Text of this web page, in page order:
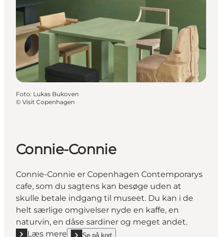
Foto: Lukas Bukoven
© Visit Copenhagen
Connie-Connie
Connie-Connie er Copenhagen Contemporarys
cafe, som du sagtens kan besøge uden at
skulle betale indgang til museet. Du kan i de
helt særlige omgivelser nyde en kaffe, en
naturvin, en dåse sardiner og meget andet.
Læs mere
Se på kort